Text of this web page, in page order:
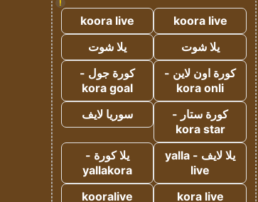
!
koora live
koora live
يلا شوت
يلا شوت
كورة اون لاين -
kora onli
كورة جول -
kora goal
كورة ستار -
kora star
سوريا لايف
يلا لايف - yalla
live
يلا كورة -
yallakora
kora live
kooralive